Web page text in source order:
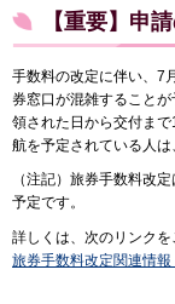
【重要】申
手数料の改定に伴い、7
券窓口が混雑すること
領された日から交付ま
航を予定されている人は
（注記）旅券手数料改
予定です。
詳しくは、次のリンクを
旅券手数料改定関連情報